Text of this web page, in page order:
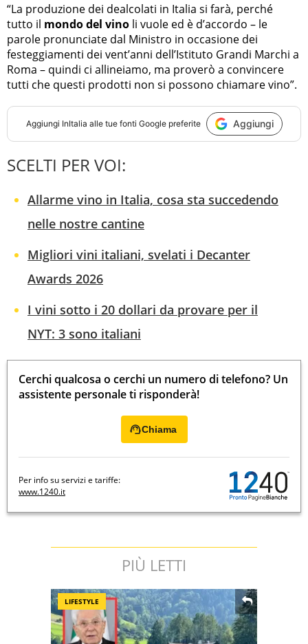
“La produzione dei dealcolati in Italia si farà, perché
tutto il mondo del vino li vuole ed è d’accordo – le
parole pronunciate dal Ministro in occasione dei
festeggiamenti dei vent’anni dell’Istituto Grandi Marchi a
Roma – quindi ci allineiamo, ma proverò a convincere
tutti che questi prodotti non si possono chiamare vino”.
Aggiungi InItalia alle tue fonti Google preferite Aggiungi
SCELTI PER VOI:
Allarme vino in Italia, cosa sta succedendo
nelle nostre cantine
Migliori vini italiani, svelati i Decanter
Awards 2026
I vini sotto i 20 dollari da provare per il
NYT: 3 sono italiani
Cerchi qualcosa o cerchi un numero di telefono? Un
assistente personale ti risponderà!
Chiama
Per info su servizi e tariffe:
www.1240.it
PIÙ LETTI
LIFESTYLE